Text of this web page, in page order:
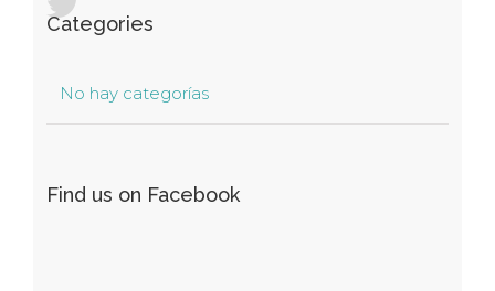
Categories
No hay categorías
Find us on Facebook